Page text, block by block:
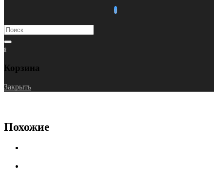
0
Корзина
Закрыть
Похожие